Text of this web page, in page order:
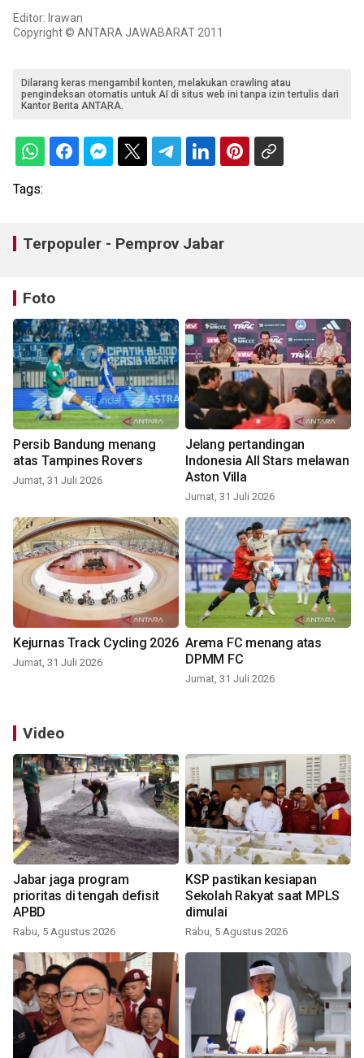
Editor: Irawan
Copyright © ANTARA JAWABARAT 2011
Dilarang keras mengambil konten, melakukan crawling atau
pengindeksan otomatis untuk AI di situs web ini tanpa izin tertulis dari
Kantor Berita ANTARA.
Tags:
Terpopuler - Pemprov Jabar
Foto
Persib Bandung menang
atas Tampines Rovers
Jumat, 31 Juli 2026
Jelang pertandingan
Indonesia All Stars melawan
Aston Villa
Jumat, 31 Juli 2026
Kejurnas Track Cycling 2026
Jumat, 31 Juli 2026
Arema FC menang atas
DPMM FC
Jumat, 31 Juli 2026
Video
Jabar jaga program
prioritas di tengah defisit
APBD
Rabu, 5 Agustus 2026
KSP pastikan kesiapan
Sekolah Rakyat saat MPLS
dimulai
Rabu, 5 Agustus 2026